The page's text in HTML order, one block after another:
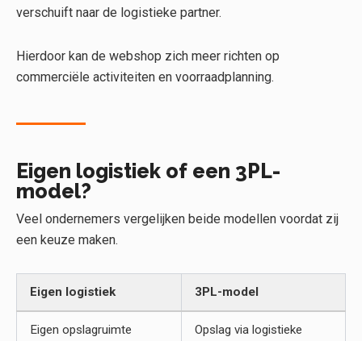
verschuift naar de logistieke partner.
Hierdoor kan de webshop zich meer richten op
commerciële activiteiten en voorraadplanning.
Eigen logistiek of een 3PL-
model?
Veel ondernemers vergelijken beide modellen voordat zij
een keuze maken.
Eigen logistiek 3PL-model
Eigen opslagruimte
Opslag via logistieke